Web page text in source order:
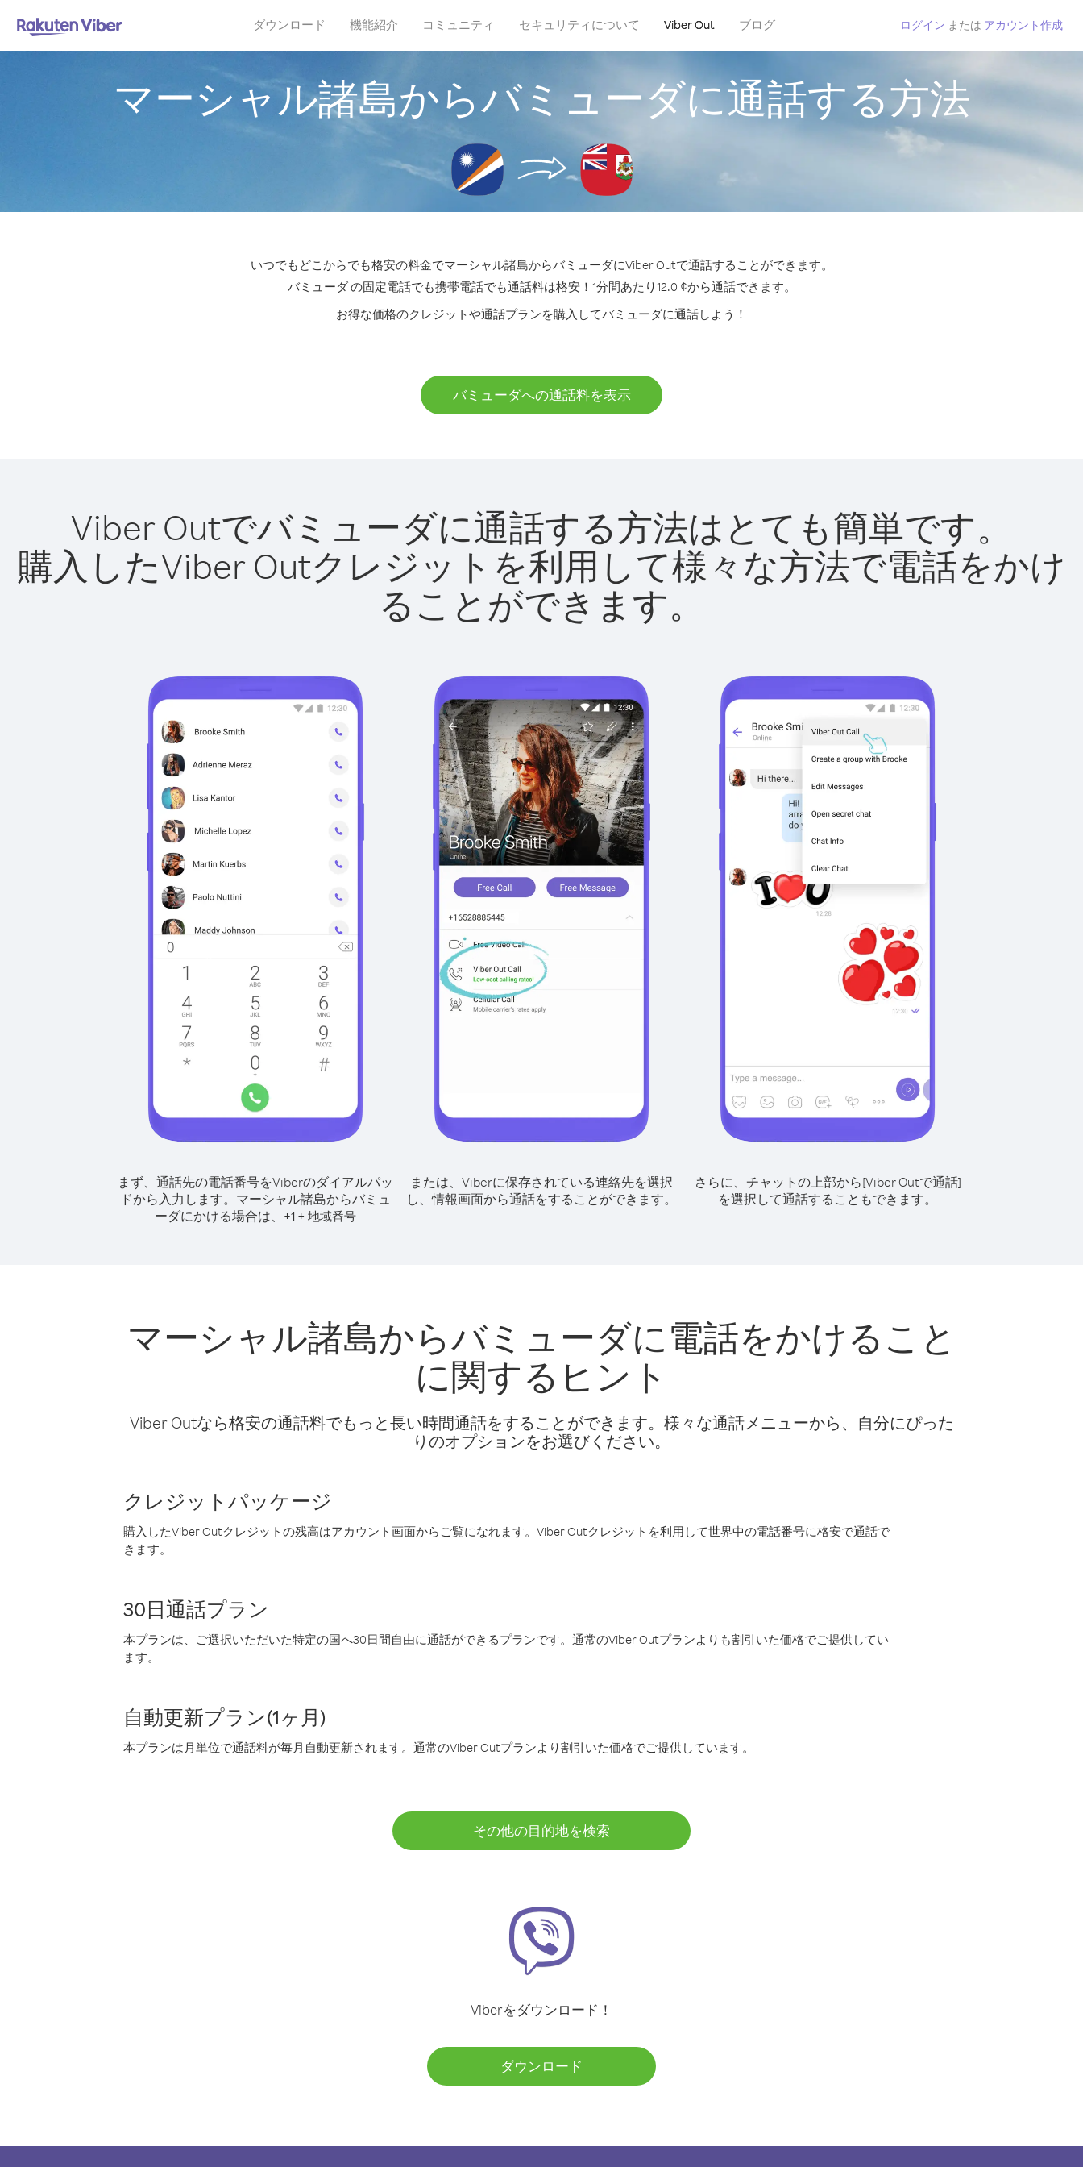
ダウンロード 機能紹介 コミュニティ セキュリティについて Viber Out ブログ ログイン または アカウント作成
マーシャル諸島からバミューダに通話する方法
いつでもどこからでも格安の料金でマーシャル諸島からバミューダにViber Outで通話することができます。
バミューダ の固定電話でも携帯電話でも通話料は格安！1分間あたり12.0 ¢から通話できます。
お得な価格のクレジットや通話プランを購入してバミューダに通話しよう！
バミューダへの通話料を表示
Viber Outでバミューダに通話する方法はとても簡単です。
購入したViber Outクレジットを利用して様々な方法で電話をかけ
ることができます。
まず、通話先の電話番号をViberのダイアルパッ
ドから入力します。 マーシャル諸島からバミュ
ーダにかける場合は、 +1 + 地域番号
または、Viberに保存されている連絡先を選択
し、情報画面から通話をすることができます。
さらに、チャットの上部から[Viber Outで通話]
を選択して通話することもできます。
マーシャル諸島からバミューダに電話をかけること
に関するヒント
Viber Outなら格安の通話料でもっと長い時間通話をすることができます。様々な通話メニューから、自分にぴった
りのオプションをお選びください。
クレジットパッケージ
購入したViber Outクレジットの残高はアカウント画面からご覧になれます。Viber Outクレジットを利用して世界中の電話番号に格安で通話で
きます。
30日通話プラン
本プランは、ご選択いただいた特定の国へ30日間自由に通話ができるプランです。通常のViber Outプランよりも割引いた価格でご提供してい
ます。
自動更新プラン(1ヶ月)
本プランは月単位で通話料が毎月自動更新されます。通常のViber Outプランより割引いた価格でご提供しています。
その他の目的地を検索
Viberをダウンロード！
ダウンロード